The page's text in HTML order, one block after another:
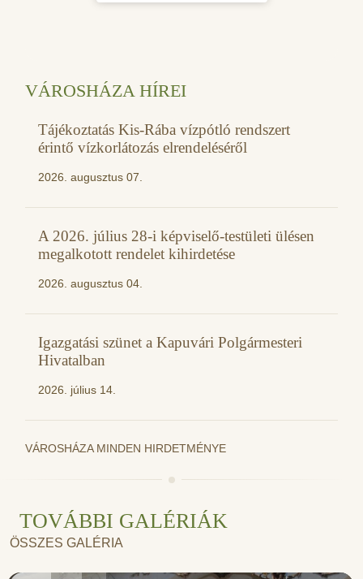
VÁROSHÁZA HÍREI
Tájékoztatás Kis-Rába vízpótló rendszert
érintő vízkorlátozás elrendeléséről
2026. augusztus 07.
A 2026. július 28-i képviselő-testületi ülésen
megalkotott rendelet kihirdetése
2026. augusztus 04.
Igazgatási szünet a Kapuvári Polgármesteri
Hivatalban
2026. július 14.
VÁROSHÁZA MINDEN HIRDETMÉNYE
TOVÁBBI GALÉRIÁK
ÖSSZES GALÉRIA